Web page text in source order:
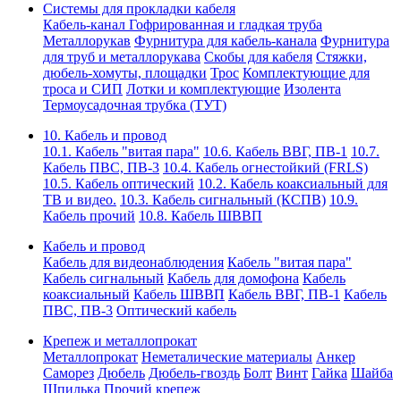
Системы для прокладки кабеля
Кабель-канал Гофрированная и гладкая труба
Металлорукав Фурнитура для кабель-канала Фурнитура
для труб и металлорукава Скобы для кабеля Стяжки,
дюбель-хомуты, площадки Трос Комплектующие для
троса и СИП Лотки и комплектующие Изолента
Термоусадочная трубка (ТУТ)
10. Кабель и провод
10.1. Кабель "витая пара" 10.6. Кабель ВВГ, ПВ-1 10.7.
Кабель ПВС, ПВ-3 10.4. Кабель огнестойкий (FRLS)
10.5. Кабель оптический 10.2. Кабель коаксиальный для
ТВ и видео. 10.3. Кабель сигнальный (КСПВ) 10.9.
Кабель прочий 10.8. Кабель ШВВП
Кабель и провод
Кабель для видеонаблюдения Кабель "витая пара"
Кабель сигнальный Кабель для домофона Кабель
коаксиальный Кабель ШВВП Кабель ВВГ, ПВ-1 Кабель
ПВС, ПВ-3 Оптический кабель
Крепеж и металлопрокат
Металлопрокат Неметалические материалы Анкер
Саморез Дюбель Дюбель-гвоздь Болт Винт Гайка Шайба
Шпилька Прочий крепеж